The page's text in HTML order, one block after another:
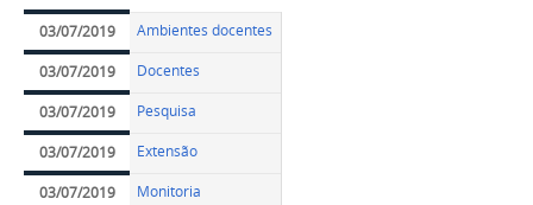
03/07/2019 Ambientes docentes
03/07/2019 Docentes
03/07/2019 Pesquisa
03/07/2019 Extensão
03/07/2019 Monitoria